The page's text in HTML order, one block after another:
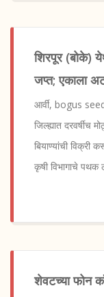
शिरपूर (बोके)
जप्त; एकाला
आर्वी, bogus
जिल्ह्यात दरवर्षीच
बियाण्यांची
कृषी विभागाचे
शेवटच्या फोन